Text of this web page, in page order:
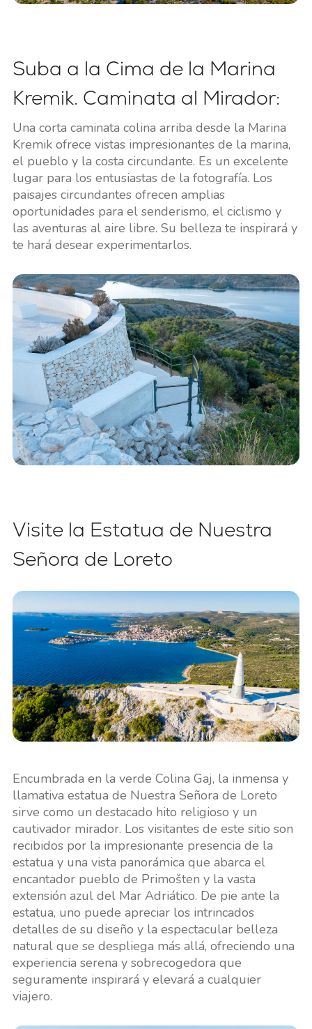
Suba a la Cima de la Marina
Kremik. Caminata al Mirador:
Una corta caminata colina arriba desde la Marina
Kremik ofrece vistas impresionantes de la marina,
el pueblo y la costa circundante. Es un excelente
lugar para los entusiastas de la fotografía. Los
paisajes circundantes ofrecen amplias
oportunidades para el senderismo, el ciclismo y
las aventuras al aire libre. Su belleza te inspirará y
te hará desear experimentarlos.
Visite la Estatua de Nuestra
Señora de Loreto
Encumbrada en la verde Colina Gaj, la inmensa y
llamativa estatua de Nuestra Señora de Loreto
sirve como un destacado hito religioso y un
cautivador mirador. Los visitantes de este sitio son
recibidos por la impresionante presencia de la
estatua y una vista panorámica que abarca el
encantador pueblo de Primošten y la vasta
extensión azul del Mar Adriático. De pie ante la
estatua, uno puede apreciar los intrincados
detalles de su diseño y la espectacular belleza
natural que se despliega más allá, ofreciendo una
experiencia serena y sobrecogedora que
seguramente inspirará y elevará a cualquier
viajero.